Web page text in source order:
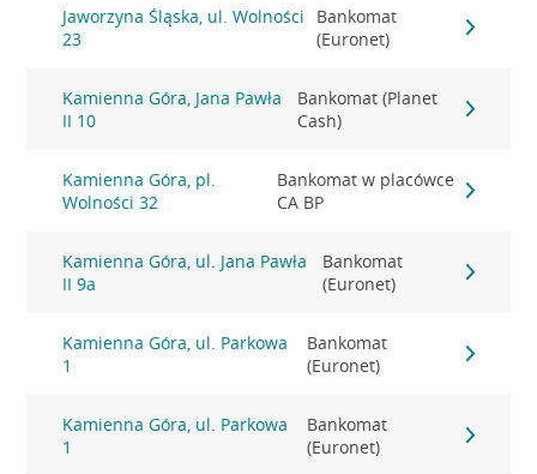
Jaworzyna Śląska, ul. Wolności
23
Bankomat
(Euronet)
Kamienna Góra, Jana Pawła
II 10
Bankomat (Planet
Cash)
Kamienna Góra, pl.
Wolności 32
Bankomat w placówce
CA BP
Kamienna Góra, ul. Jana Pawła
II 9a
Bankomat
(Euronet)
Kamienna Góra, ul. Parkowa
1
Bankomat
(Euronet)
Kamienna Góra, ul. Parkowa
1
Bankomat
(Euronet)